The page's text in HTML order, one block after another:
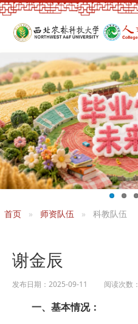
首页 师资队伍 科教队伍
谢金辰
发布日期：2025-09-11 阅读次数：
一、基本情况：